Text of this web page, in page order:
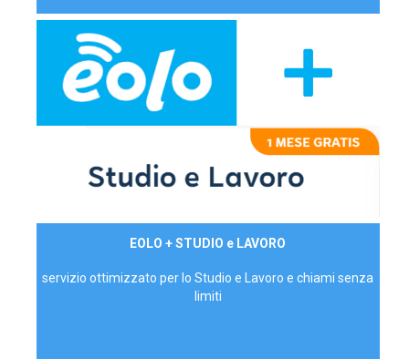
EOLO + STUDIO e LAVORO
servizio ottimizzato per lo Studio e Lavoro e chiami senza
limiti